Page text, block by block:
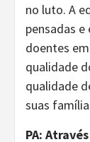
no luto. A
pensadas
doentes
qualidade
qualidade
suas
PA: